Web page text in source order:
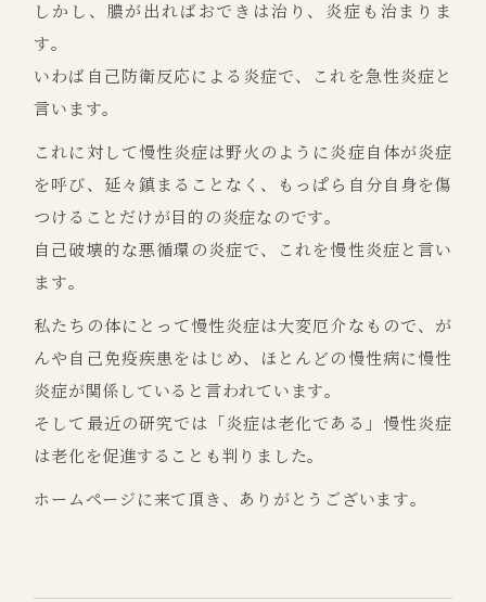
しかし、膿が出ればおできは治り、炎症も治まりま
す。
いわば自己防衛反応による炎症で、これを急性炎症と
言います。
これに対して慢性炎症は野火のように炎症自体が炎症
を呼び、延々鎮まることなく、もっぱら自分自身を傷
つけることだけが目的の炎症なのです。
自己破壊的な悪循環の炎症で、これを慢性炎症と言い
ます。
私たちの体にとって慢性炎症は大変厄介なもので、が
んや自己免疫疾患をはじめ、ほとんどの慢性病に慢性
炎症が関係していると言われています。
そして最近の研究では「炎症は老化である」慢性炎症
は老化を促進することも判りました。
ホームページに来て頂き、ありがとうございます。